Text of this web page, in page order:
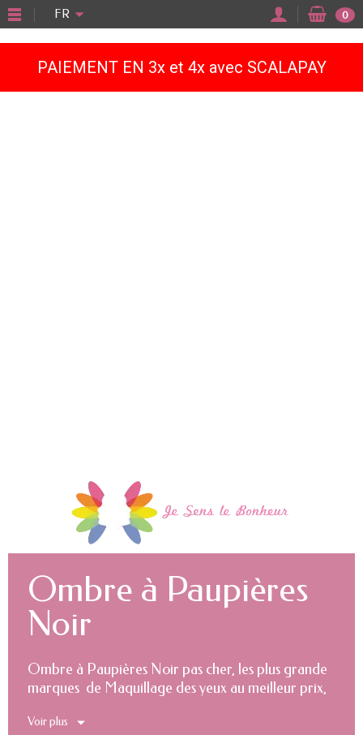
PAIEMENT EN 3x et 4x avec SCALAPAY
FR 0
Ombre à Paupières
Noir
Ombre à Paupières Noir pas cher, les plus grande
marques de Maquillage des yeux au meilleur prix,
Maquillage pas cher, Maquillage Discount.
Voir plus